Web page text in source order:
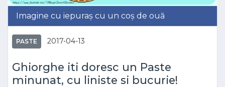
Imagine cu iepuraș cu un coș de ouă
PASTE 2017-04-13
Ghiorghe iti doresc un Paste
minunat, cu liniste si bucurie!